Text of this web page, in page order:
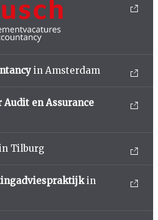
in Amsterdam
Audit en Assurance
Tilburg
in